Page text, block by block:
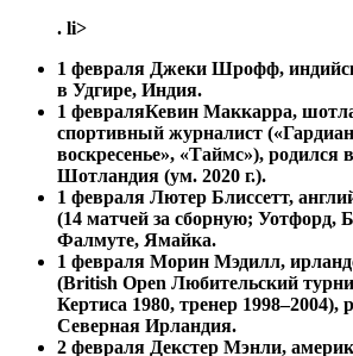
. li>
1 февраля Джеки Шрофф,
в Удгире, Индия.
1 февраляКевин Маккарра,
спортивный журналист
воскресенье», «Таймс»), родился
Шотландия (ум. 2020 г.).
1 февраля Лютер Блиссетт,
(14 матчей за сборную; Уотфорд,
Фалмуте, Ямайка.
1 февраля Морин Мэдилл,
(British Open Любительский
Кертиса 1980, тренер 1998–2004),
Северная Ирландия.
2 февраля Декстер Мэнли,